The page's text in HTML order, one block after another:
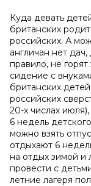
Куда девать
британских
российских. А
англичан нет
правило, не
сидение с
британских
российских
20-х числах
6 недель
можно взять
отдыхают 6
на отдых зимой и
провести с
летние лагеря